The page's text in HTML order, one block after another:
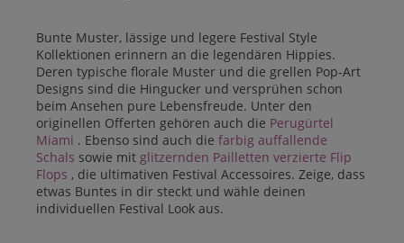
Bunte Muster, lässige und legere Festival Style
Kollektionen erinnern an die legendären Hippies.
Deren typische florale Muster und die grellen Pop-Art
Designs sind die Hingucker und versprühen schon
beim Ansehen pure Lebensfreude. Unter den
originellen Offerten gehören auch die Perugürtel
Miami . Ebenso sind auch die farbig auffallende
Schals sowie mit glitzernden Pailletten verzierte Flip
Flops , die ultimativen Festival Accessoires. Zeige, dass
etwas Buntes in dir steckt und wähle deinen
individuellen Festival Look aus.